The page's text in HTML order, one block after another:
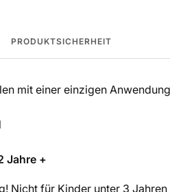
PRODUKTSICHERHEIT
mit einer einzigen
Jahre +
Nicht für Kinder unter 3